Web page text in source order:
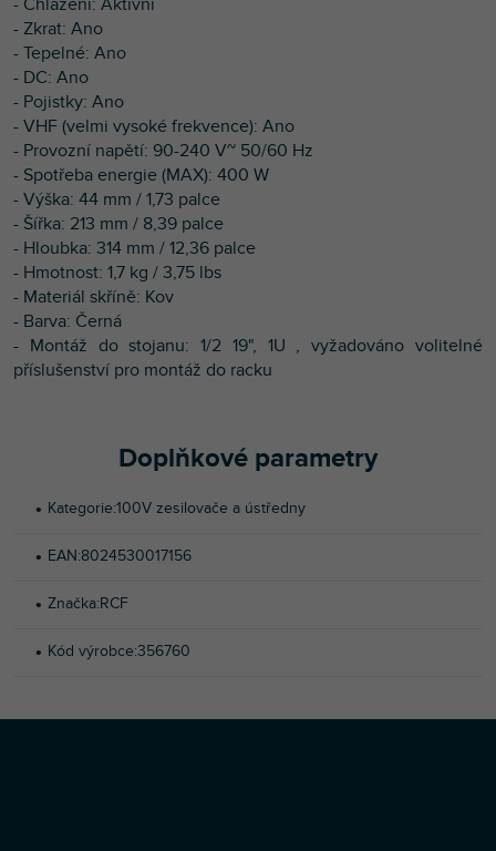
- Zkrat: Ano
- Tepelné: Ano
- DC: Ano
- Pojistky: Ano
- VHF (velmi vysoké frekvence): Ano
- Provozní napětí: 90-240 V~ 50/60 Hz
- Spotřeba energie (MAX): 400 W
- Výška: 44 mm / 1,73 palce
- Šířka: 213 mm / 8,39 palce
- Hloubka: 314 mm / 12,36 palce
- Hmotnost: 1,7 kg / 3,75 lbs
- Materiál skříně: Kov
- Barva: Černá
- Montáž do stojanu: 1/2 19", 1U , vyžadováno volitelné
příslušenství pro montáž do racku
Doplňkové parametry
Kategorie:100V zesilovače a ústředny
EAN:8024530017156
Značka:RCF
Kód výrobce:356760